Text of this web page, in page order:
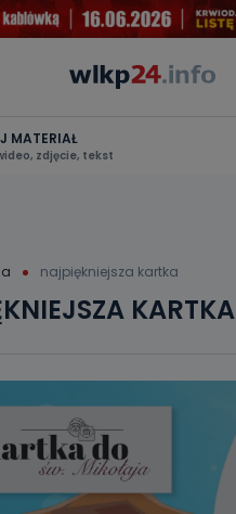
MATERIAŁ
zdjęcie, tekst
najpiękniejsza kartka
KARTKA